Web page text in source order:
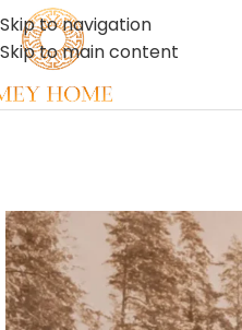
Skip to navigation
Skip to main content